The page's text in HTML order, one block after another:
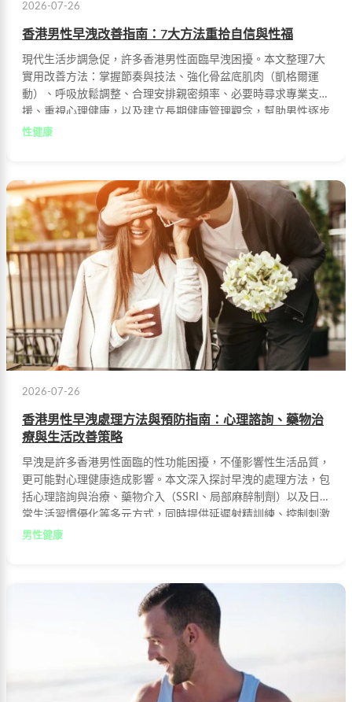
2026-07-26
香港男性早洩改善指南：7大方法重拾自信與性福
現代生活步調急促，許多香港男性面臨早洩困擾。本文整理7大
實用改善方法：掌握節奏與技法、強化骨盆底肌肉（凱格爾運
動）、呼吸放鬆調整、合理安排親密頻率、必要時尋求專業支
援、重視心理健康，以及建立長期健康管理觀念，幫助男性逐步
提升控制力，重拾自信與美滿性生活。
性健康
2026-07-26
香港男性早洩處理方法與預防指南：心理諮詢、藥物治
療與生活改善策略
早洩是許多香港男性面臨的性功能困擾，不僅影響性生活品質，
更可能對心理健康造成影響。本文深入探討早洩的處理方法，包
括心理諮詢與治療、藥物介入（SSRI、局部麻醉制劑）以及日
常生活習慣優化等多元方式，同時提供延遲射精訓練、控制刺激
程度等實用預防技巧，助您有效改善早洩困擾。
男性健康